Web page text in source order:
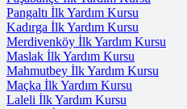
Pangaltı İlk Yardım Kursu
Kadırga İlk Yardım Kursu
Merdivenköy İlk Yardım Kursu
Maslak İlk Yardım Kursu
Mahmutbey İlk Yardım Kursu
Maçka İlk Yardım Kursu
Laleli İlk Yardım Kursu